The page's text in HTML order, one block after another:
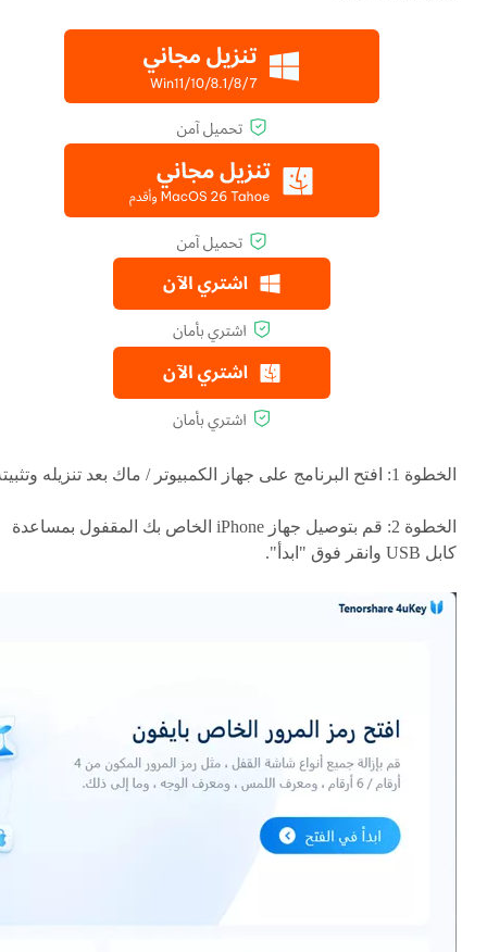
الخطوة 1: افتح البرنامج على جهاز الكمبيوتر / ماك بعد تنزيله وتثبيته.
الخطوة 2: قم بتوصيل جهاز iPhone الخاص بك المقفول بمساعدة
كابل USB وانقر فوق "ابدأ".